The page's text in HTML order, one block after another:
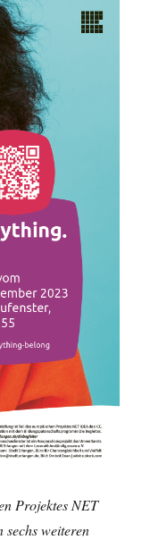
Projektes NET
weiteren